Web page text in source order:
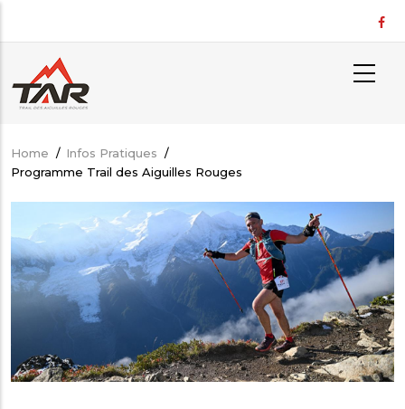
content
Breadcrumb
Home / Infos Pratiques /
Programme Trail des Aiguilles Rouges